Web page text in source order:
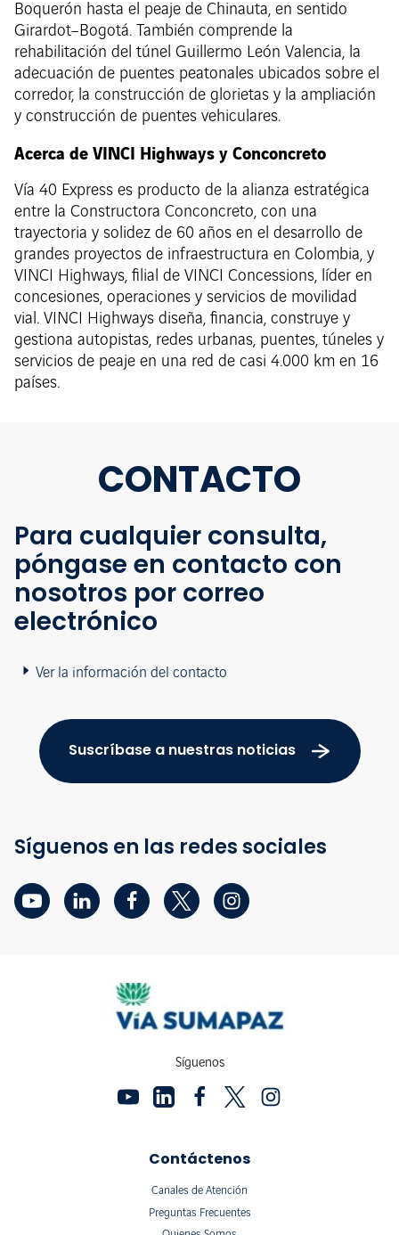
Boquerón hasta el peaje de Chinauta, en sentido
Girardot–Bogotá. También comprende la
rehabilitación del túnel Guillermo León Valencia, la
adecuación de puentes peatonales ubicados sobre el
corredor, la construcción de glorietas y la ampliación
y construcción de puentes vehiculares.
Acerca de VINCI Highways y Conconcreto
Vía 40 Express es producto de la alianza estratégica
entre la Constructora Conconcreto, con una
trayectoria y solidez de 60 años en el desarrollo de
grandes proyectos de infraestructura en Colombia, y
VINCI Highways, filial de VINCI Concessions, líder en
concesiones, operaciones y servicios de movilidad
vial. VINCI Highways diseña, financia, construye y
gestiona autopistas, redes urbanas, puentes, túneles y
servicios de peaje en una red de casi 4.000 km en 16
países.
CONTACTO
Para cualquier consulta,
póngase en contacto con
nosotros por correo
electrónico
Ver la información del contacto
Suscríbase a nuestras noticias
Síguenos en las redes sociales
Síguenos
Contáctenos
Canales de Atención
Preguntas Frecuentes